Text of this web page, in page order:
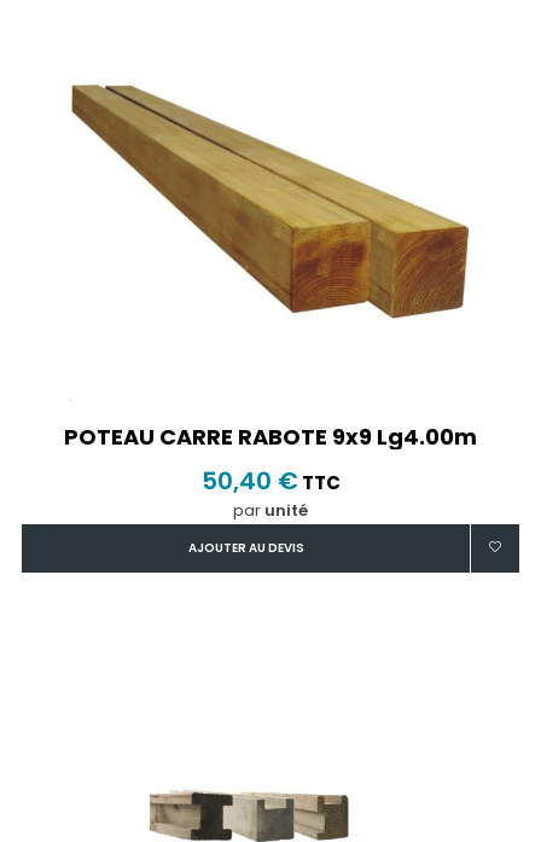
POTEAU CARRE RABOTE 9x9 Lg4.00m
50,40 € TTC
par unité
AJOUTER AU DEVIS